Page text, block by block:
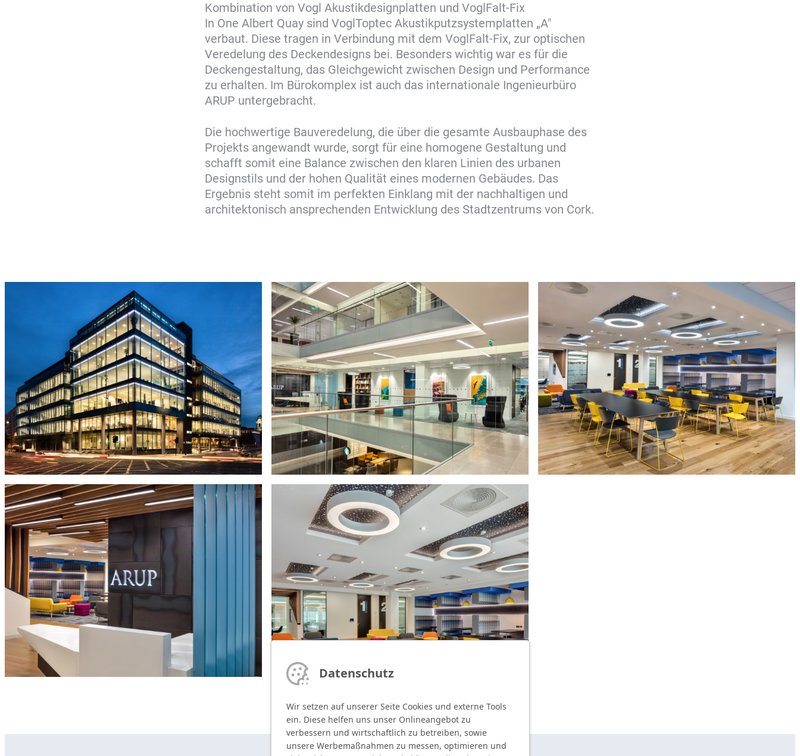
Kombination von Vogl Akustikdesignplatten und VoglFalt-Fix
In One Albert Quay sind VoglToptec Akustikputzsystemplatten „A"
verbaut. Diese tragen in Verbindung mit dem VoglFalt-Fix, zur optischen
Veredelung des Deckendesigns bei. Besonders wichtig war es für die
Deckengestaltung, das Gleichgewicht zwischen Design und Performance
zu erhalten. Im Bürokomplex ist auch das internationale Ingenieurbüro
ARUP untergebracht.
Die hochwertige Bauveredelung, die über die gesamte Ausbauphase des
Projekts angewandt wurde, sorgt für eine homogene Gestaltung und
schafft somit eine Balance zwischen den klaren Linien des urbanen
Designstils und der hohen Qualität eines modernen Gebäudes. Das
Ergebnis steht somit im perfekten Einklang mit der nachhaltigen und
architektonisch ansprechenden Entwicklung des Stadtzentrums von Cork.
Datenschutz
Wir setzen auf unserer Seite Cookies und externe Tools
ein. Diese helfen uns unser Onlineangebot zu
verbessern und wirtschaftlich zu betreiben, sowie
unsere Werbemaßnahmen zu messen, optimieren und